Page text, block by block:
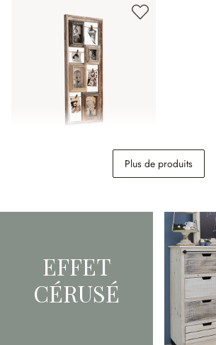
Plus de produits
EFFET
CÉRUSÉ